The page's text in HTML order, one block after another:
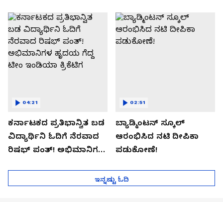
ಕರ್ನಾಟಕದ ಪ್ರತಿಭಾನ್ವಿತ ಬಡ
ವಿದ್ಯಾರ್ಥಿನಿ ಓದಿಗೆ ನೆರವಾದ
ರಿಷಭ್ ಪಂತ್! ಅಭಿಮಾನಿಗಳ
04:21
ಬ್ಯಾಡ್ಮಿಂಟನ್ ಸ್ಕೂಲ್​
ಆರಂಭಿಸಿದ ನಟಿ ದೀಪಿಕಾ
ಪಡುಕೋಣೆ!
02:51
ಇನ್ನಷ್ಟು ಓದಿ